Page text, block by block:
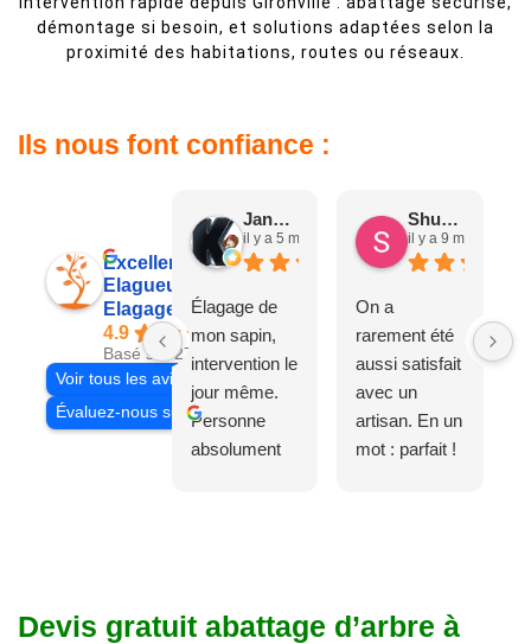
démontage si besoin, et solutions adaptées selon la
proximité des habitations, routes ou réseaux.
Ils nous font confiance :
Excellent
Elagueur 77
Elagage Villiers
4.9
Basé sur 27 avis
Voir tous les avis
Évaluez-nous sur
Jane D.
il y a 5 mois
Élagage de
mon sapin,
intervention le
jour même.
Personne
absolument
comme on en
Shuang & Jean K.
il y a 9 mois
On a
rarement été
aussi satisfait
avec un
artisan. En un
mot : parfait !
débordait trop
Devis gratuit abattage d’arbre à